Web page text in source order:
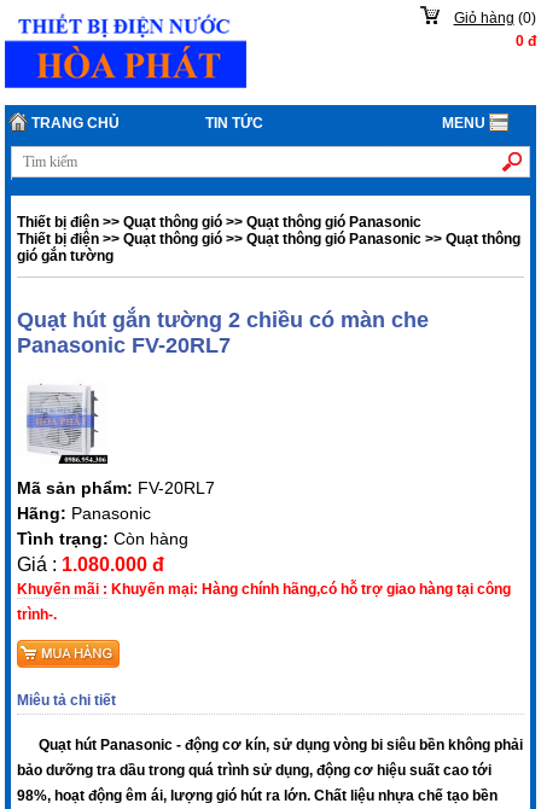
Giỏ hàng (0)
0đ
TRANG CHỦ TIN TỨC MENU
Thiết bị điện >>Quạt thông gió >>Quạt thông gió Panasonic
Thiết bị điện >>Quạt thông gió >>Quạt thông gió Panasonic >>Quạt thông
gió gắn tường
Quạt hút gắn tường 2 chiều có màn che
Panasonic FV-20RL7
Mã sản phẩm: FV-20RL7
Hãng: Panasonic
Tình trạng:Còn hàng
Giá : 1.080.000 đ
Khuyến mãi : Khuyến mại: Hàng chính hãng,có hỗ trợ giao hàng tại công
trình-.
Miêu tả chi tiết
Quạt hút Panasonic - động cơ kín, sử dụng vòng bi siêu bền không phải
bảo dưỡng tra dầu trong quá trình sử dụng, động cơ hiệu suất cao tới
98%, hoạt động êm ái, lượng gió hút ra lớn. Chất liệu nhựa chế tạo bền